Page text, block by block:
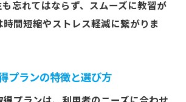
忘れてはならず、スムーズに教習が
間短縮やストレス軽減に繋がりま
プランの特徴と選び方